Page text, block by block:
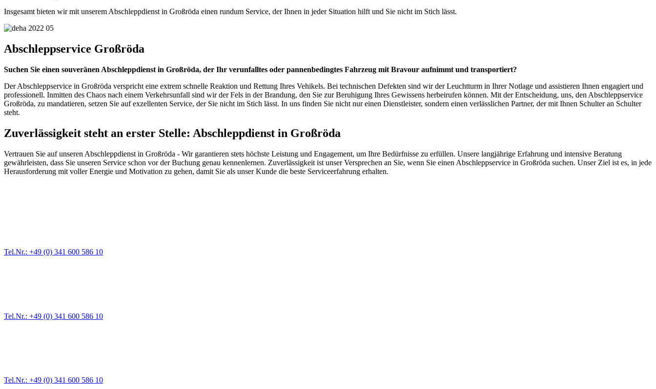
Insgesamt bieten wir mit unserem Abschleppdienst in Großröda einen rundum Service, der Ihnen in jeder Situation hilft und Sie nicht im Stich lässt.
Abschleppservice Großröda
Suchen Sie einen souveränen Abschleppdienst in Großröda, der Ihr verunfalltes oder pannenbedingtes Fahrzeug mit Bravour aufnimmt und transportiert?
Der Abschleppservice in Großröda verspricht eine extrem schnelle Reaktion und Rettung Ihres Vehikels. Bei technischen Defekten sind wir der Leuchtturm in Ihrer Notlage und assistieren Ihnen engagiert und
professionell. Inmitten des Chaos nach einem Verkehrsunfall sind wir der Fels in der Brandung, den Sie zur Beruhigung Ihres Gewissens herbeirufen können. Mit der Entscheidung, uns, den Abschleppservice
Großröda, zu mandatieren, setzen Sie auf exzellenten Service, der Sie nicht im Stich lässt. In uns finden Sie nicht nur einen Dienstleister, sondern einen verlässlichen Partner, der mit Ihnen Schulter an Schulter
steht.
Zuverlässigkeit steht an erster Stelle: Abschleppdienst in Großröda
Vertrauen Sie auf unseren Abschleppdienst in Großröda - Wir garantieren stets höchste Leistung und Engagement, um Ihre Bedürfnisse zu erfüllen. Unsere langjährige Erfahrung und intensive Beratung
gewährleisten, dass Sie unseren Service schon vor der Buchung genau kennenlernen. Zuverlässigkeit ist unser Versprechen an Sie, wenn Sie einen Abschleppservice in Großröda suchen. Unser Ziel ist es, in jede
Herausforderung mit voller Energie und Motivation zu gehen, damit Sie als unser Kunde die beste Serviceerfahrung erhalten.
Tel.Nr.: +49 (0) 341 600 586 10
Tel.Nr.: +49 (0) 341 600 586 10
Tel.Nr.: +49 (0) 341 600 586 10